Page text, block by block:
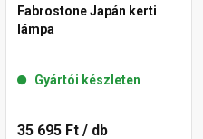
Fabrostone Japán kerti
lámpa
Gyártói készleten
35 695 Ft / db